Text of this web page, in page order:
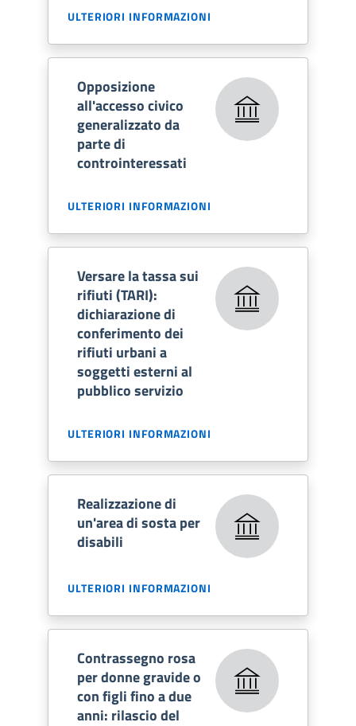
ULTERIORI INFORMAZIONI
Opposizione
all'accesso civico
generalizzato da
parte di
controinteressati
ULTERIORI INFORMAZIONI
Versare la tassa sui
rifiuti (TARI):
dichiarazione di
conferimento dei
rifiuti urbani a
soggetti esterni al
pubblico servizio
ULTERIORI INFORMAZIONI
Realizzazione di
un'area di sosta per
disabili
ULTERIORI INFORMAZIONI
Contrassegno rosa
per donne gravide o
con figli fino a due
anni: rilascio del